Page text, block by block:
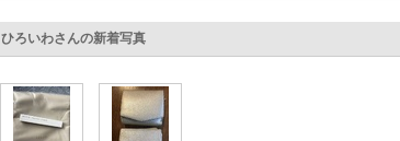
ひろいわさんの新着写真